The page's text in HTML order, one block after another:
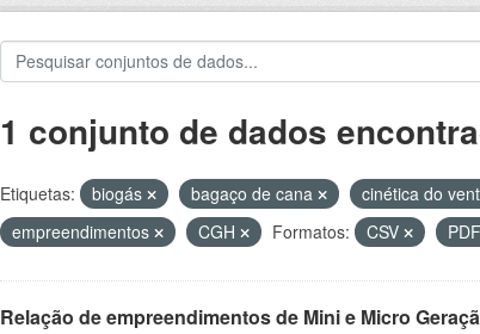
1 conjunto de dados
Etiquetas: biogás bagaço de cana
cinética do
empreendimentos
CGH Formatos: CSV PDF
Relação de empreendimentos de Mini e Micro